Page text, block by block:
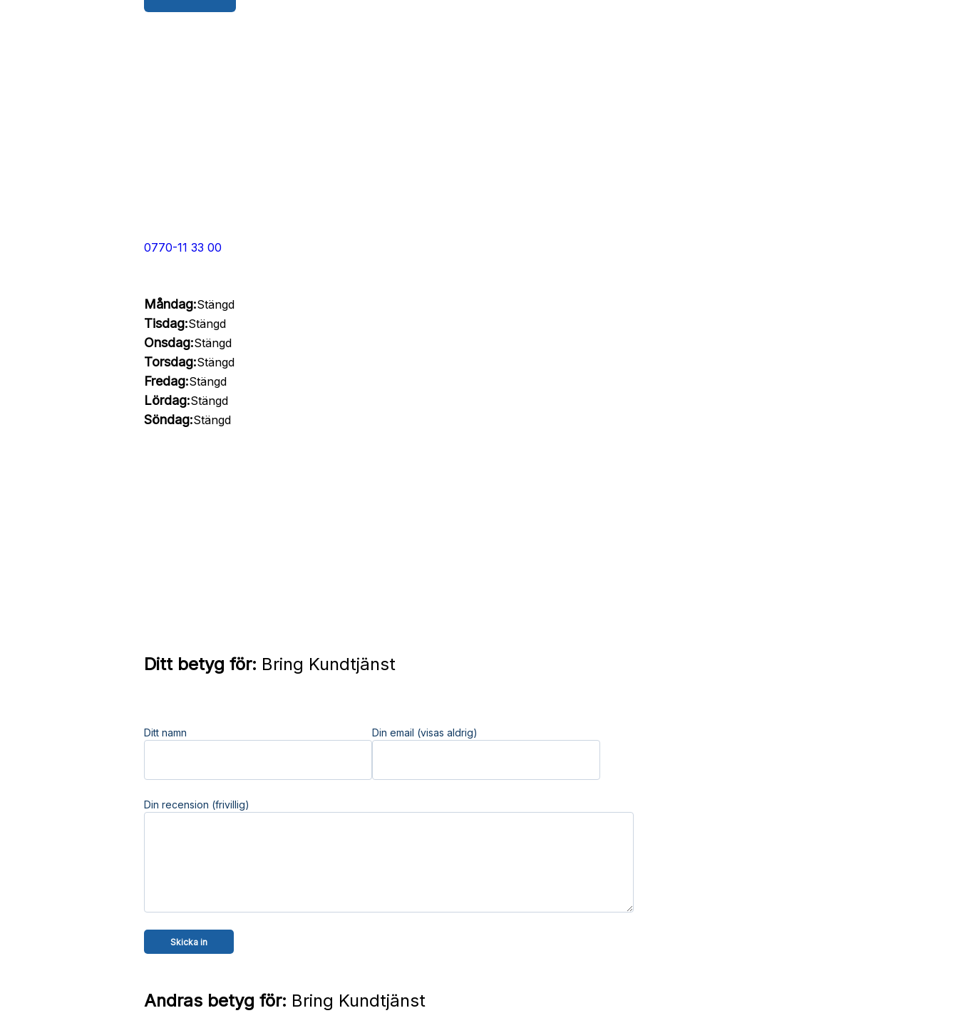
0770-11 33 00
Måndag:Stängd
Tisdag:Stängd
Onsdag:Stängd
Torsdag:Stängd
Fredag:Stängd
Lördag:Stängd
Söndag:Stängd
Ditt betyg för: Bring Kundtjänst
Ditt namn Din email (visas aldrig)
Din recension (frivillig)
Andras betyg för: Bring Kundtjänst